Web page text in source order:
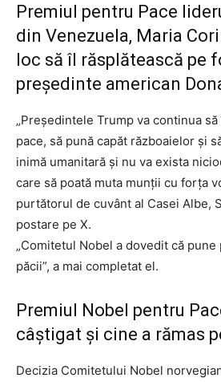
Premiul pentru Pace
din Venezuela, Maria
loc să îl răsplătească pe
președinte american
„Preşedintele Trump va continua
pace, să pună capăt războaielor şi
inimă umanitară şi nu va exista
care să poată muta munţii cu forţa
purtătorul de cuvânt al Casei Albe,
postare pe X.
„Comitetul Nobel a dovedit că
păcii”, a mai completat el.
Premiul Nobel pentru
câștigat și cine a rămas
Decizia Comitetului Nobel